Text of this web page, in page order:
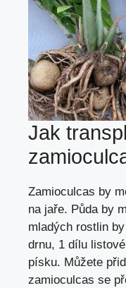
Jak
Zamioculcas by
na jaře. Půda by
mladých rostlin
drnu, 1 dílu
písku. Můžete
zamioculcas se